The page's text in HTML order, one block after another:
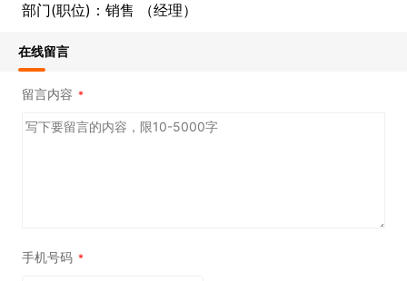
部门(职位)：销售 （经理）
在线留言
留言内容 *
手机号码 *